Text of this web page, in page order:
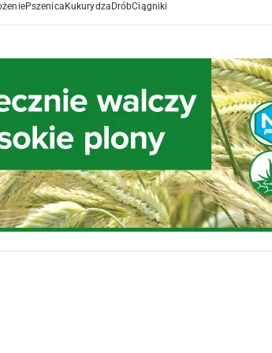
Pszenica Kukurydza DróbCiągniki